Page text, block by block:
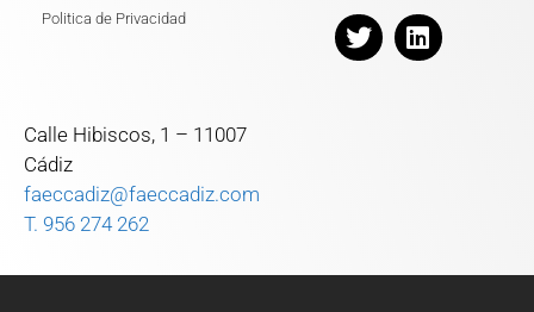
Politica de Privacidad
Calle Hibiscos, 1 – 11007
Cádiz
faeccadiz@faeccadiz.com
T. 956 274 262